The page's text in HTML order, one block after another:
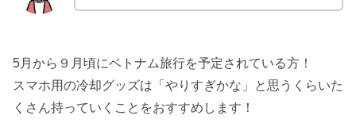
5月から９月頃にベトナム旅行を予定されている方！
スマホ用の冷却グッズは「やりすぎかな」と思うくらいた
くさん持っていくことをおすすめします！